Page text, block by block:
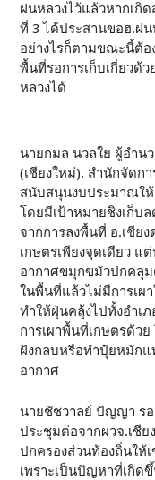
ฝนหลวงไว้แล้วหากเกิ
ที่ 3 ได้ประสานขอฮ.ฝ
อย่างไรก็ตามขณะนี้ต้อ
พื้นที่รอการเก็บเกี่ยวด้
หลวงได้
นายกมล นวลใย ผู้อำน
(เชียงใหม่). สำนักจัดก
สนับสนุนงบประมาณให้
โดยมีเป้าหมายชิงเก็บ
จากการลงพื้นที่ อ.เชีย
เกษตรเพียงจุดเดียว แ
อากาศขมุกขมัวปกคลุม
ในพื้นที่แล้วไม่มีการเผ
ทำให้ฝุ่นคลุ้งไปทั้งอำเ
การเผาพื้นที่เกษตรด้วย
ฝังกลบหรือทำปุ๋ยหมัก
อากาศ
นายชัชวาลย์ ปัญญา รอ
ประชุมต่อจากผวจ.เชีย
ปกครองส่วนท้องถิ่นใ
เพราะเป็นปัญหาที่เกิด